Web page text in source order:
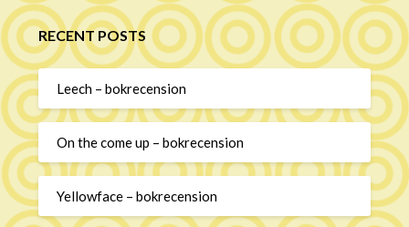
RECENT POSTS
Leech – bokrecension
On the come up – bokrecension
Yellowface – bokrecension